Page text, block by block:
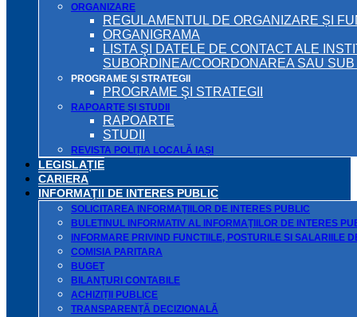
ORGANIZARE
REGULAMENTUL DE ORGANIZARE ȘI
ORGANIGRAMA
LISTA ŞI DATELE DE CONTACT ALE
SUBORDINEA/COORDONAREA SAU
PROGRAME ŞI STRATEGII
PROGRAME ŞI STRATEGII
RAPOARTE ŞI STUDII
RAPOARTE
STUDII
REVISTA POLIȚIA LOCALĂ IAȘI
LEGISLAȚIE
CARIERA
INFORMAŢII DE INTERES PUBLIC
SOLICITAREA INFORMAŢIILOR DE INTERES PUBLIC
BULETINUL INFORMATIV AL INFORMAŢIILOR DE INTERES
INFORMARE PRIVIND FUNCTIILE, POSTURILE SI
COMISIA PARITARA
BUGET
BILANŢURI CONTABILE
ACHIZIȚII PUBLICE
TRANSPARENȚĂ DECIZIONALĂ